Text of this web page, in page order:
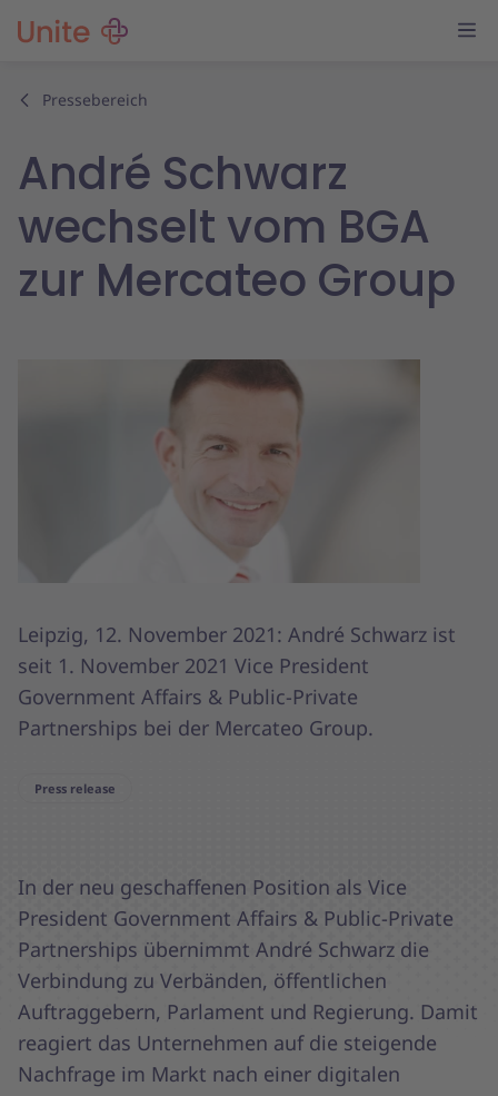
Pressebereich
André Schwarz
wechselt vom BGA
zur Mercateo Group
Leipzig, 12. November 2021: André Schwarz ist
seit 1. November 2021 Vice President
Government Affairs & Public-Private
Partnerships bei der Mercateo Group.
Press release
In der neu geschaffenen Position als Vice
President Government Affairs & Public-Private
Partnerships übernimmt André Schwarz die
Verbindung zu Verbänden, öffentlichen
Auftraggebern, Parlament und Regierung. Damit
reagiert das Unternehmen auf die steigende
Nachfrage im Markt nach einer digitalen